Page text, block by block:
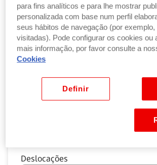
Aluguer de viatura
Compras online
Deslocações
para fins analíticos e para lhe mostrar
personalizada com base num perfil
seus hábitos de navegação (por exemplo,
visitadas). Pode configurar os cookies ou
mais informação, por favor consulte a
Cookies
Definir